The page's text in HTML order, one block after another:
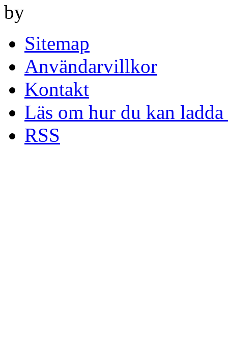
by
Sitemap
Användarvillkor
Kontakt
Läs om hur du kan
RSS